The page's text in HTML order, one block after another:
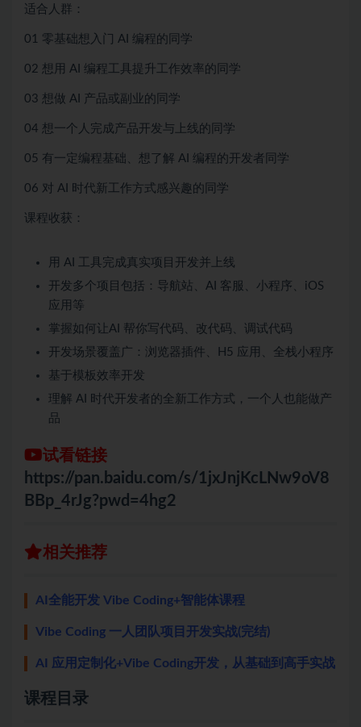
适合人群：
01 零基础想入门 AI 编程的同学
02 想用 AI 编程工具提升工作效率的同学
03 想做 AI 产品或副业的同学
04 想一个人完成产品开发与上线的同学
05 有一定编程基础、想了解 AI 编程的开发者同学
06 对 AI 时代新工作方式感兴趣的同学
课程收获：
用 AI 工具完成真实项目开发并上线
开发多个项目包括：导航站、AI 客服、小程序、iOS
应用等
掌握如何让AI 帮你写代码、改代码、调试代码
开发场景覆盖广：浏览器插件、H5 应用、全栈小程序
基于模板效率开发
理解 AI 时代开发者的全新工作方式，一个人也能做产
品
试看链接
https://pan.baidu.com/s/1jxJnjKcLNw9oV8
BBp_4rJg?pwd=4hg2
相关推荐
AI全能开发 Vibe Coding+智能体课程
Vibe Coding 一人团队项目开发实战(完结)
AI 应用定制化+Vibe Coding开发，从基础到高手实战
课程目录